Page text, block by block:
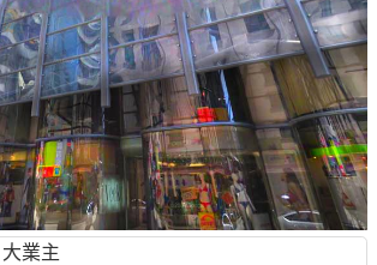
大業主